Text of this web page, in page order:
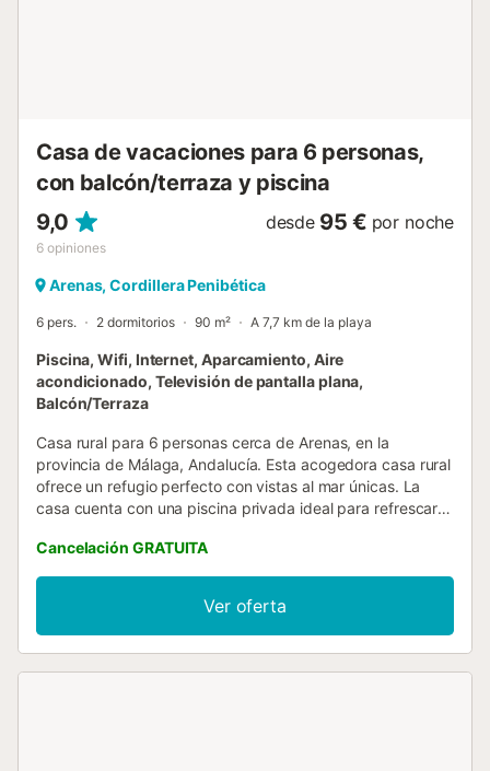
Casa de vacaciones para 6 personas,
con balcón/terraza y piscina
9,0
6 opiniones
desde 95 € por noche
Arenas, Cordillera Penibética
6 pers. 2 dormitorios 90 m² A 7,7 km de la playa
Piscina, Wifi, Internet, Aparcamiento, Aire
acondicionado, Televisión de pantalla plana,
Balcón/Terraza
Casa rural para 6 personas cerca de Arenas, en la
provincia de Málaga, Andalucía. Esta acogedora casa rural
ofrece un refugio perfecto con vistas al mar únicas. La
casa cuenta con una piscina privada ideal para refrescarte
su propio aire acondicionado, asegurando total
comodidad. La vivienda se distribuye en una sola planta
que incluye dos dormitorios, uno con cama de matrimonio
y otro con dos camas individuales y una cama de
matrimonio, además de un baño con ducha. Su cocina
Cancelación GRATUITA
Ver oferta